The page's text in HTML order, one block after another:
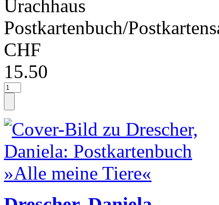
Urachhaus
Postkartenbuch/
CHF
15.50